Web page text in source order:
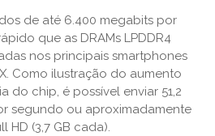
de até 6.400 megabits por
que as DRAMs LPDDR4
nos principais smartphones
Como ilustração do aumento
do chip, é possível enviar 51,2
segundo ou aproximadamente
HD (3,7 GB cada).